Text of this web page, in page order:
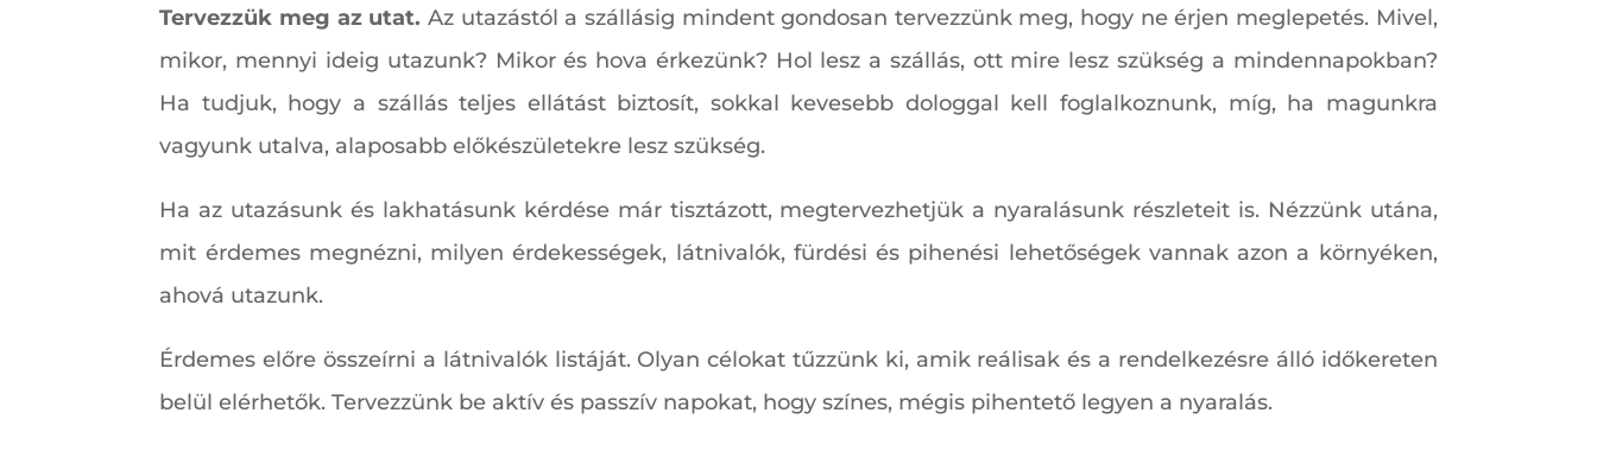
Tervezzük meg az utat. Az utazástól a szállásig mindent gondosan tervezzünk meg, hogy ne érjen meglepetés. Mivel,
mikor, mennyi ideig utazunk? Mikor és hova érkezünk? Hol lesz a szállás, ott mire lesz szükség a mindennapokban?
Ha tudjuk, hogy a szállás teljes ellátást biztosít, sokkal kevesebb dologgal kell foglalkoznunk, míg, ha magunkra
vagyunk utalva, alaposabb előkészületekre lesz szükség.
Ha az utazásunk és lakhatásunk kérdése már tisztázott, megtervezhetjük a nyaralásunk részleteit is. Nézzünk utána,
mit érdemes megnézni, milyen érdekességek, látnivalók, fürdési és pihenési lehetőségek vannak azon a környéken,
ahová utazunk.
Érdemes előre összeírni a látnivalók listáját. Olyan célokat tűzzünk ki, amik reálisak és a rendelkezésre álló időkereten
belül elérhetők. Tervezzünk be aktív és passzív napokat, hogy színes, mégis pihentető legyen a nyaralás.